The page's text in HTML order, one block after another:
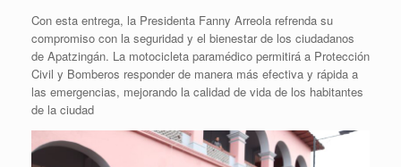
Con esta entrega, la Presidenta Fanny Arreola refrenda su
compromiso con la seguridad y el bienestar de los ciudadanos
de Apatzingán. La motocicleta paramédico permitirá a Protección
Civil y Bomberos responder de manera más efectiva y rápida a
las emergencias, mejorando la calidad de vida de los habitantes
de la ciudad